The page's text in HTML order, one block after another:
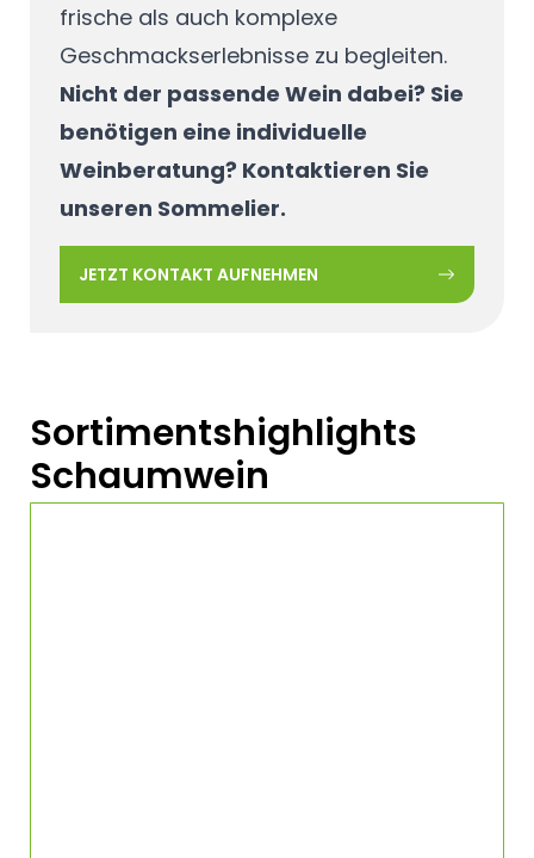
frische als auch komplexe
Geschmackserlebnisse zu begleiten.
Nicht der passende Wein dabei? Sie
benötigen eine individuelle
Weinberatung? Kontaktieren Sie
unseren Sommelier.
JETZT KONTAKT AUFNEHMEN
Sortimentshighlights
Schaumwein